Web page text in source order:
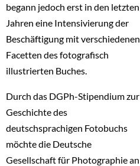
begann jedoch erst in den letzten
Jahren eine Intensivierung der
Beschäftigung mit verschiedenen
Facetten des fotografisch
illustrierten Buches.
Durch das DGPh-Stipendium zur
Geschichte des
deutschsprachigen Fotobuchs
möchte die Deutsche
Gesellschaft für Photographie an